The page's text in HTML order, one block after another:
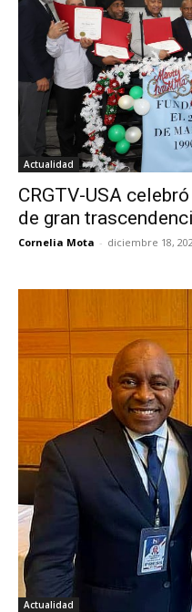
Actualidad
CRGTV-USA
de gran
Cornelia Mota - diciembre 18,
Actualidad